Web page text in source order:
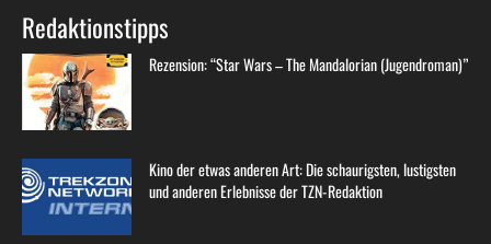
Redaktionstipps
Rezension: “Star Wars – The Mandalorian (Jugendroman)”
Kino der etwas anderen Art: Die schaurigsten, lustigsten
und anderen Erlebnisse der TZN-Redaktion